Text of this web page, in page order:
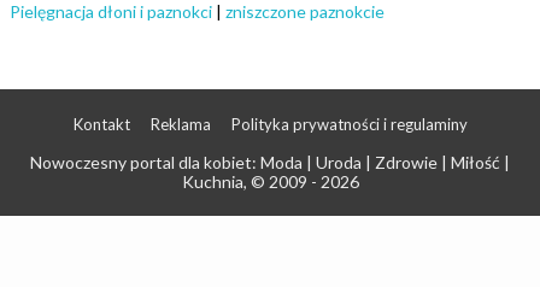
Pielęgnacja dłoni i paznokci | zniszczone paznokcie
Kontakt Reklama Polityka prywatności i regulaminy
Nowoczesny portal dla kobiet: Moda | Uroda | Zdrowie | Miłość |
Kuchnia, © 2009 - 2026